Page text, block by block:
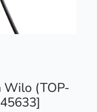
Wilo (TOP-